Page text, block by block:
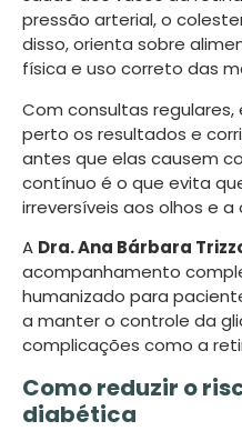
pressão arterial, o
disso, orienta sobre
física e uso correto das
Com consultas
perto os resultados e
antes que elas causem
contínuo é o que evita
irreversíveis aos olhos e
A Dra. Ana Bárbara
acompanhamento
humanizado para
a manter o controle da
complicações como a
Como reduzir o
diabética